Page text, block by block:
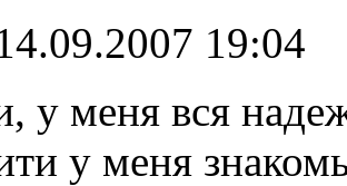
19:04
у меня вся
у меня